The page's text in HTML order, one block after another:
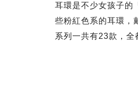
耳環是不少女孩子的
些粉紅色系的耳環，
系列一共有23款，全